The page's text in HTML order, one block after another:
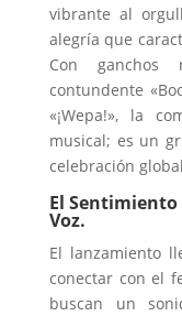
vibrante al
alegría que
Con ganchos
contundente
«¡Wepa!», la
musical; es un
celebración
El
Voz.
El lanzamiento
conectar con el
buscan un